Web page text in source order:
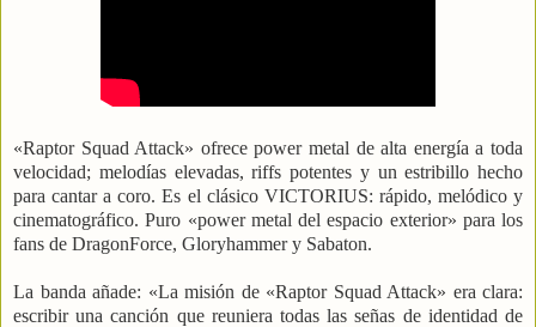
«Raptor Squad Attack» ofrece power metal de alta energía a toda
velocidad; melodías elevadas, riffs potentes y un estribillo hecho
para cantar a coro. Es el clásico VICTORIUS: rápido, melódico y
cinematográfico. Puro «power metal del espacio exterior» para los
fans de DragonForce, Gloryhammer y Sabaton.
La banda añade: «La misión de «Raptor Squad Attack» era clara:
escribir una canción que reuniera todas las señas de identidad de